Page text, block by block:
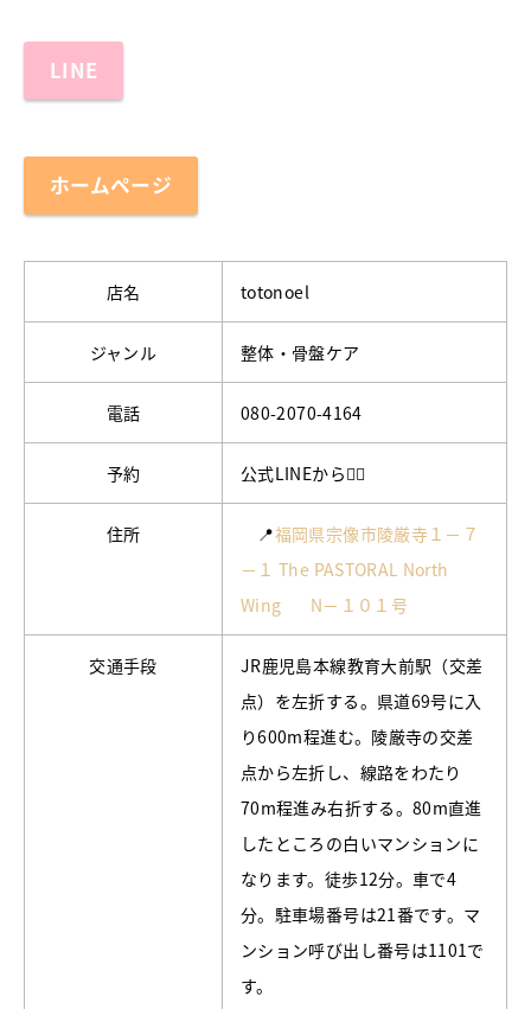
LINE
ホームページ
店名 totonoel
ジャンル 整体・骨盤ケア
電話 080-2070-4164
予約 公式LINEから🙇‍♀️
住所 📍福岡県宗像市陵厳寺１－７
－１ The PASTORAL North
Wing N－１０１号
交通手段
JR鹿児島本線教育大前駅（交差
点）を左折する。県道69号に入
り600m程進む。陵厳寺の交差
点から左折し、線路をわたり
70m程進み右折する。80m直進
したところの白いマンションに
なります。徒歩12分。車で4
分。駐車場番号は21番です。マ
ンション呼び出し番号は1101で
す。